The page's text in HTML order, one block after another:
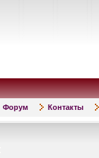
Форум Контакты